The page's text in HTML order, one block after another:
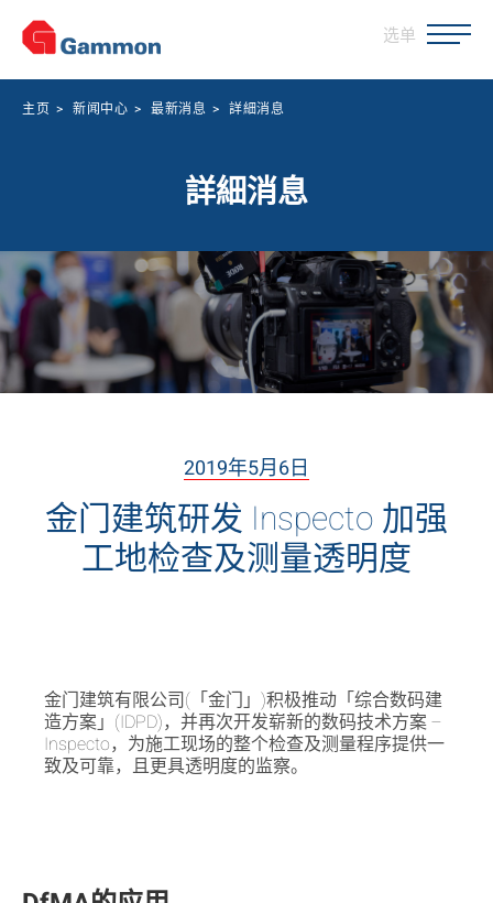
选单
主页 > 新闻中心 > 最新消息 > 詳細消息
詳細消息
2019年5月6日
金门建筑研发 Inspecto 加强
工地检查及测量透明度
金门建筑有限公司(「金门」)积极推动「综合数码建
造方案」(IDPD)，并再次开发崭新的数码技术方案 –
Inspecto，为施工现场的整个检查及测量程序提供一
致及可靠，且更具透明度的监察。